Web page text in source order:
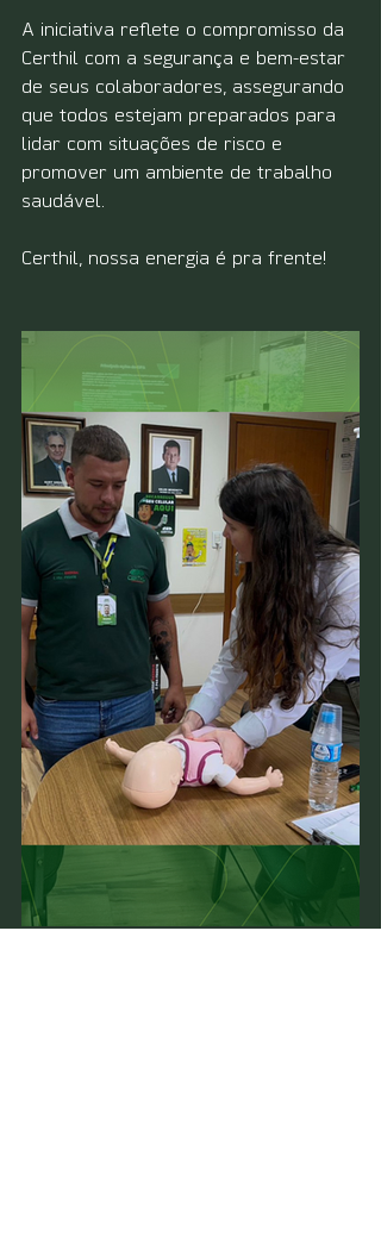
A iniciativa reflete o compromisso da
Certhil com a segurança e bem-estar
de seus colaboradores, assegurando
que todos estejam preparados para
lidar com situações de risco e
promover um ambiente de trabalho
saudável.
Certhil, nossa energia é pra frente!